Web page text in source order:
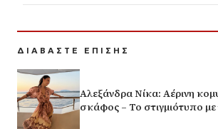
ΔΙΑΒΑΣΤΕ ΕΠΙΣΗΣ
Αλεξάνδρα Νίκα: Αέρινη
σκάφος – Το στιγμιότυπο με